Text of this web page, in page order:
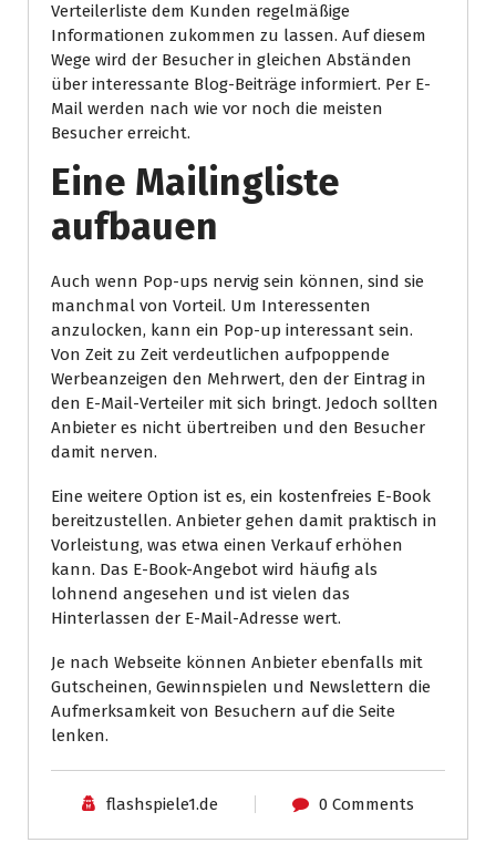
Verteilerliste dem Kunden regelmäßige
Informationen zukommen zu lassen. Auf diesem
Wege wird der Besucher in gleichen Abständen
über interessante Blog-Beiträge informiert. Per E-
Mail werden nach wie vor noch die meisten
Besucher erreicht.
Eine Mailingliste
aufbauen
Auch wenn Pop-ups nervig sein können, sind sie
manchmal von Vorteil. Um Interessenten
anzulocken, kann ein Pop-up interessant sein.
Von Zeit zu Zeit verdeutlichen aufpoppende
Werbeanzeigen den Mehrwert, den der Eintrag in
den E-Mail-Verteiler mit sich bringt. Jedoch sollten
Anbieter es nicht übertreiben und den Besucher
damit nerven.
Eine weitere Option ist es, ein kostenfreies E-Book
bereitzustellen. Anbieter gehen damit praktisch in
Vorleistung, was etwa einen Verkauf erhöhen
kann. Das E-Book-Angebot wird häufig als
lohnend angesehen und ist vielen das
Hinterlassen der E-Mail-Adresse wert.
Je nach Webseite können Anbieter ebenfalls mit
Gutscheinen, Gewinnspielen und Newslettern die
Aufmerksamkeit von Besuchern auf die Seite
lenken.
flashspiele1.de 0 Comments